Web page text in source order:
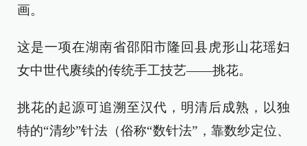
画。
这是一项在湖南省邵阳市隆回县虎形山花瑶妇
女中世代赓续的传统手工技艺——挑花。
挑花的起源可追溯至汉代，明清后成熟，以独
特的“清纱”针法（俗称“数针法”，靠数纱定位、